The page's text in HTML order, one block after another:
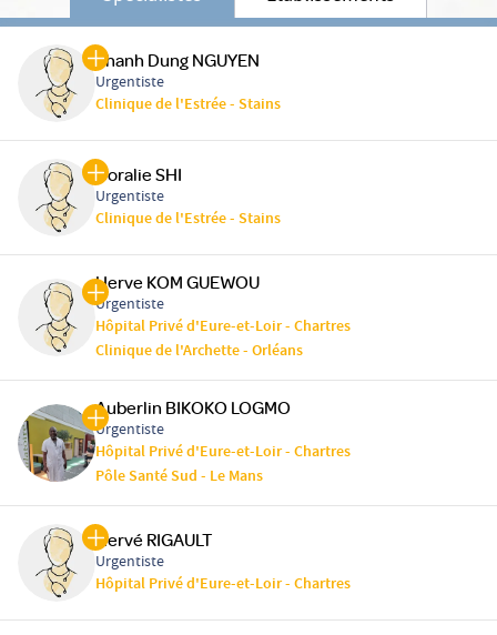
Thanh Dung NGUYEN
Urgentiste
Clinique de l'Estrée - Stains
Coralie SHI
Urgentiste
Clinique de l'Estrée - Stains
Herve KOM GUEWOU
Urgentiste
Hôpital Privé d'Eure-et-Loir - Chartres
Clinique de l'Archette - Orléans
Auberlin BIKOKO LOGMO
Urgentiste
Hôpital Privé d'Eure-et-Loir - Chartres
Pôle Santé Sud - Le Mans
Hervé RIGAULT
Urgentiste
Hôpital Privé d'Eure-et-Loir - Chartres